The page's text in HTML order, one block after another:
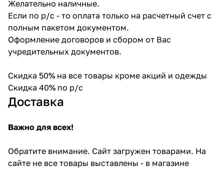
Желательно наличные.
Если по р/с - то оплата только на расчетный счет с
полным пакетом документом.
Оформление договоров и сбором от Вас
учредительных документов.
Скидка 50% на все товары кроме акций и одежды
Скидка 40% по р/с
Доставка
Важно для всех!
Обратите внимание. Сайт загружен товарами. На
сайте не все товары выставлены - в магазине